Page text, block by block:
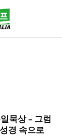
묵상 – 그럼
경 속으로